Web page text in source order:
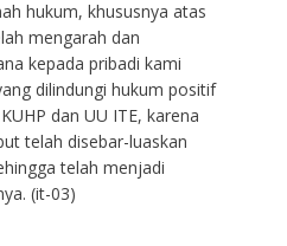
hukum, khususnya atas
mengarah dan
kepada pribadi kami
dilindungi hukum positif
dan UU ITE, karena
telah disebar-luaskan
telah menjadi
(it-03)